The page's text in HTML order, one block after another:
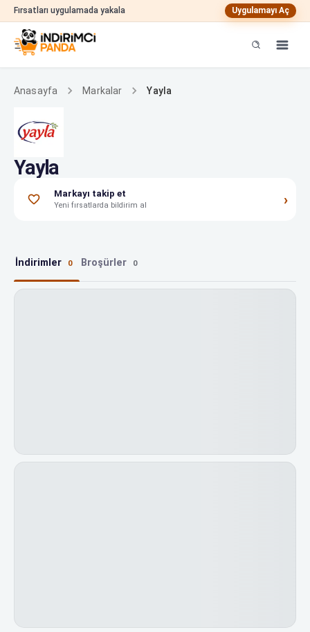
Fırsatları uygulamada yakala Uygulamayı Aç
Anasayfa Markalar Yayla
Yayla
Markayı takip et
Yeni fırsatlarda bildirim al ›
İndirimler 0 Broşürler 0
Yayla indirimleri